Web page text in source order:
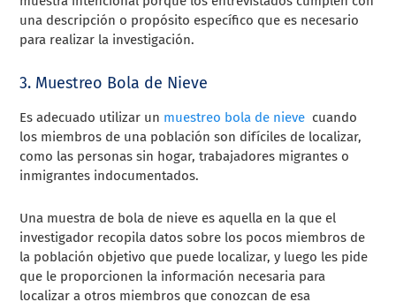
una descripción o propósito específico que es necesario
para realizar la investigación.
3. Muestreo Bola de Nieve
Es adecuado utilizar un muestreo bola de nieve cuando
los miembros de una población son difíciles de localizar,
como las personas sin hogar, trabajadores migrantes o
inmigrantes indocumentados.
Una muestra de bola de nieve es aquella en la que el
investigador recopila datos sobre los pocos miembros de
la población objetivo que puede localizar, y luego les pide
que le proporcionen la información necesaria para
localizar a otros miembros que conozcan de esa